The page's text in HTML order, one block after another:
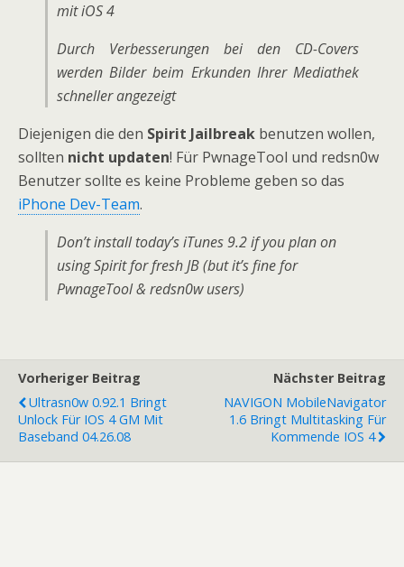
mit iOS 4
Durch Verbesserungen bei den CD-Covers
werden Bilder beim Erkunden Ihrer Mediathek
schneller angezeigt
Diejenigen die den Spirit Jailbreak benutzen wollen,
sollten nicht updaten! Für PwnageTool und redsn0w
Benutzer sollte es keine Probleme geben so das
iPhone Dev-Team.
Don’t install today’s iTunes 9.2 if you plan on
using Spirit for fresh JB (but it’s fine for
PwnageTool & redsn0w users)
Vorheriger Beitrag
Ultrasn0w 0.92.1 Bringt
Unlock Für IOS 4 GM Mit
Baseband 04.26.08
Nächster Beitrag
NAVIGON MobileNavigator
1.6 Bringt Multitasking Für
Kommende IOS 4